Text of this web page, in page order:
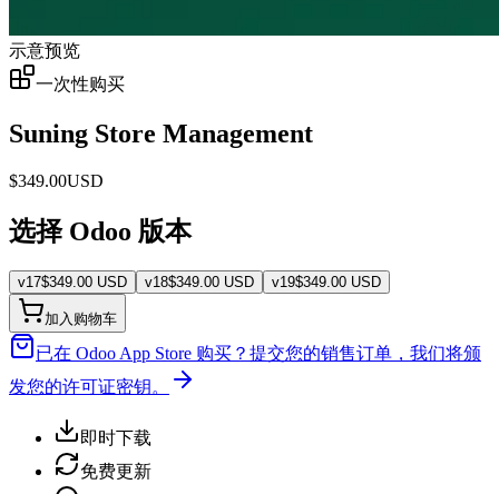
示意预览
一次性购买
Suning Store Management
$349.00USD
选择 Odoo 版本
v17$349.00 USD v18$349.00 USD v19$349.00 USD
加入购物车
已在 Odoo App Store 购买？ 提交您的销售订单，我们将颁
发您的许可证密钥。
即时下载
免费更新